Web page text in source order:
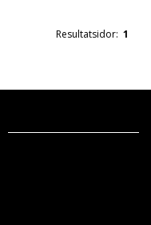
Resultatsidor: 1